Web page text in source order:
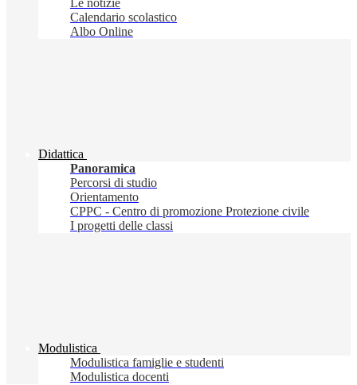
Le notizie
Calendario scolastico
Albo Online
Didattica
Panoramica
Percorsi di studio
Orientamento
CPPC - Centro di promozione Protezione civile
I progetti delle classi
Modulistica
Modulistica famiglie e studenti
Modulistica docenti